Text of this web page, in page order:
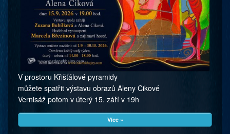
V prostoru Křišťálové pyramidy
můžete spatřit výstavu obrazů Aleny Cikové
Vernisáž potom v úterý 15. září v 19h
Více »